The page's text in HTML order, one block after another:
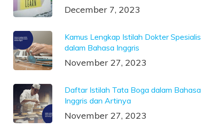
December 7, 2023
Kamus Lengkap Istilah Dokter Spesialis
dalam Bahasa Inggris
November 27, 2023
Daftar Istilah Tata Boga dalam Bahasa
Inggris dan Artinya
November 27, 2023